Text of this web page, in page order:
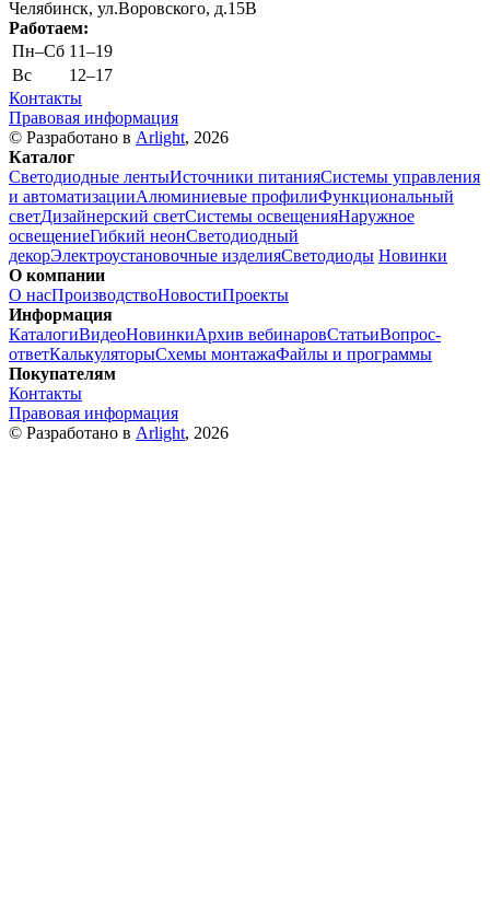
Челябинск, ул.Воровского, д.15В
Работаем:
Пн–Cб 11–19
Вс
12–17
Контакты
Правовая информация
© Разработано в Arlight, 2026
Каталог
Светодиодные лентыИсточники питанияСистемы управления
и автоматизацииАлюминиевые профилиФункциональный
светДизайнерский светСистемы освещенияНаружное
освещениеГибкий неонСветодиодный
декорЭлектроустановочные изделияСветодиоды Новинки
О компании
О насПроизводствоНовостиПроекты
Информация
КаталогиВидеоНовинкиАрхив вебинаровСтатьиВопрос-
ответКалькуляторыСхемы монтажаФайлы и программы
Покупателям
Контакты
Правовая информация
© Разработано в Arlight, 2026